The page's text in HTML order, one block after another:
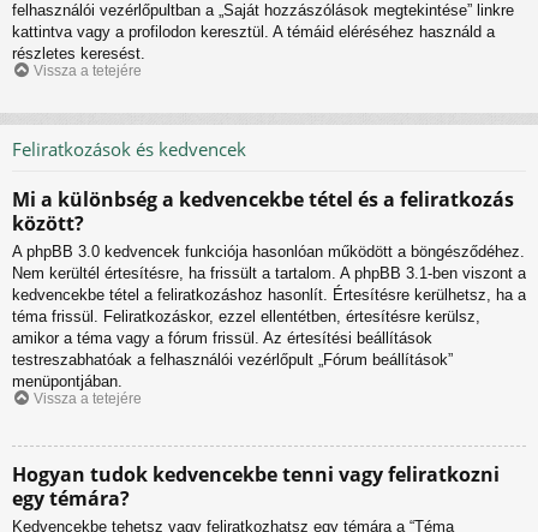
felhasználói vezérlőpultban a „Saját hozzászólások megtekintése” linkre
kattintva vagy a profilodon keresztül. A témáid eléréséhez használd a
részletes keresést.
Vissza a tetejére
Feliratkozások és kedvencek
Mi a különbség a kedvencekbe tétel és a feliratkozás
között?
A phpBB 3.0 kedvencek funkciója hasonlóan működött a böngésződéhez.
Nem kerültél értesítésre, ha frissült a tartalom. A phpBB 3.1-ben viszont a
kedvencekbe tétel a feliratkozáshoz hasonlít. Értesítésre kerülhetsz, ha a
téma frissül. Feliratkozáskor, ezzel ellentétben, értesítésre kerülsz,
amikor a téma vagy a fórum frissül. Az értesítési beállítások
testreszabhatóak a felhasználói vezérlőpult „Fórum beállítások”
menüpontjában.
Vissza a tetejére
Hogyan tudok kedvencekbe tenni vagy feliratkozni
egy témára?
Kedvencekbe tehetsz vagy feliratkozhatsz egy témára a “Téma